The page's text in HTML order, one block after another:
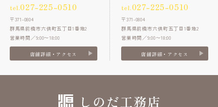
tel.027-225-0510
〒371-0804
群馬県前橋市六供町五丁目1番地2
営業時間／9:00〜18:00
店舗詳細・アクセス
tel.027-225-0510
〒371-0804
群馬県前橋市六供町五丁目1番地2
営業時間／9:00〜18:00
店舗詳細・アクセス